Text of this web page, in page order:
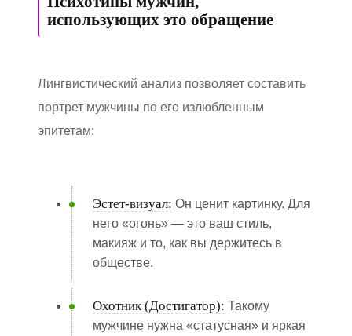
использующих это обращение
Лингвистический анализ позволяет составить
портрет мужчины по его излюбленным
эпитетам:
Эстет-визуал: Он ценит картинку. Для
него «огонь» — это ваш стиль,
макияж и то, как вы держитесь в
обществе.
Охотник (Достигатор): Такому
мужчине нужна «статусная» и яркая